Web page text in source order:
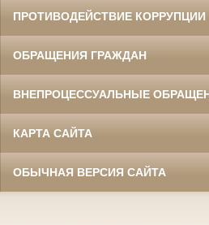
ПРОТИВОДЕЙСТВИЕ КОРРУПЦИИ
ОБРАЩЕНИЯ ГРАЖДАН
ВНЕПРОЦЕССУАЛЬНЫЕ
КАРТА САЙТА
ОБЫЧНАЯ ВЕРСИЯ САЙТА